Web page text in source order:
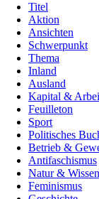
Titel
Aktion
Ansichten
Schwerpunkt
Thema
Inland
Ausland
Kapital &
Feuilleton
Sport
Politisches
Betrieb &
Antifaschismus
Natur &
Feminismus